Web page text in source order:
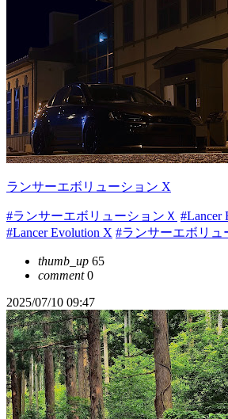
ランサーエボリューション X
#ランサーエボリューションＸ #Lancer
#Lancer Evolution X #ランサーエボリュ
thumb_up 65
comment0
2025/07/10 09:47